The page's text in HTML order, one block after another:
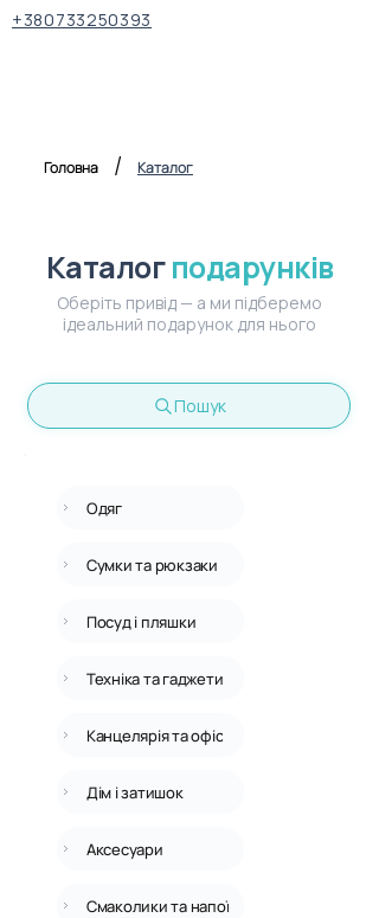
+380733250393
Головна / Каталог
Каталогподарунків
Оберіть привід — а ми підберемо
ідеальний подарунок для нього
Пошук
Одяг
Сумки та рюкзаки
Посуд і пляшки
Техніка та гаджети
Канцелярія та офіс
Дім і затишок
Аксесуари
Смаколики та напої